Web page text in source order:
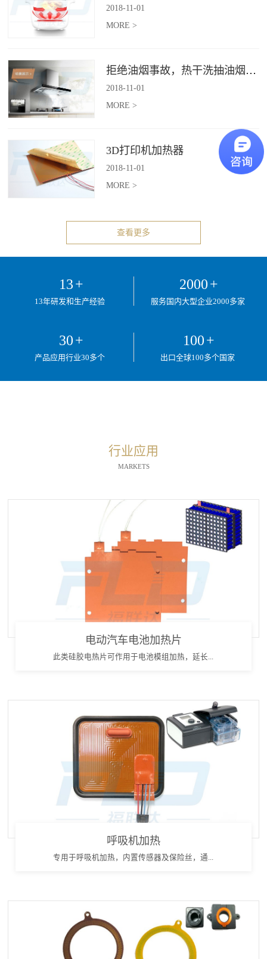
2018-11-01
MORE >
拒绝油烟事故，热干洗抽油烟机给你安全洁净厨房
2018-11-01
MORE >
3D打印机加热器
2018-11-01
MORE >
查看更多
13+
13年研发和生产经验
2000+
服务国内大型企业2000多家
30+
产品应用行业30多个
100+
出口全球100多个国家
行业应用
MARKETS
电动汽车电池加热片
此类硅胶电热片可作用于电池模组加热，延长...
呼吸机加热
专用于呼吸机加热，内置传感器及保险丝，通...